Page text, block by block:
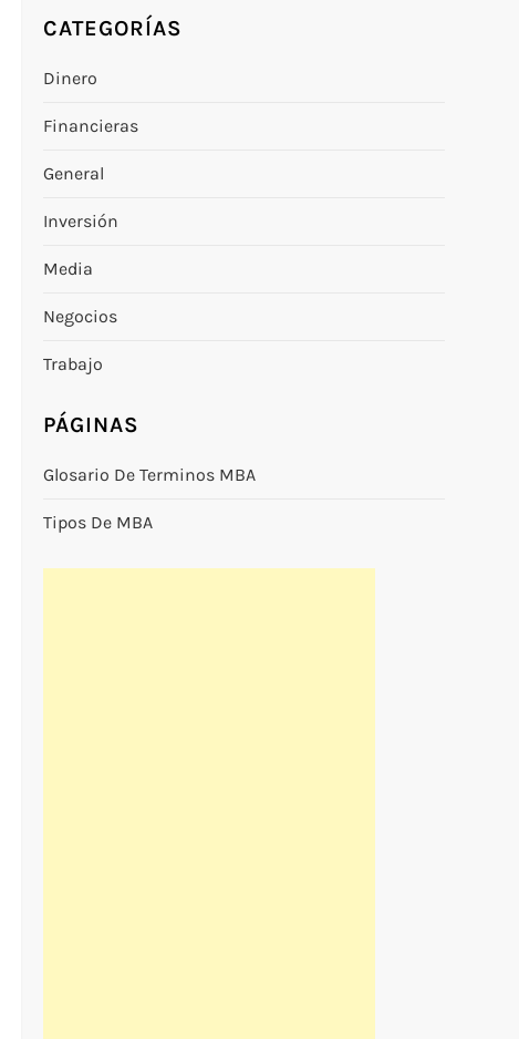
CATEGORÍAS
Dinero
Financieras
General
Inversión
Media
Negocios
Trabajo
PÁGINAS
Glosario De Terminos MBA
Tipos De MBA